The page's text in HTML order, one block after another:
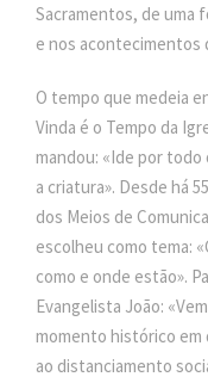
Sacramentos, de uma
e nos acontecimentos
O tempo que medeia
Vinda é o Tempo da
mandou: «Ide por todo
a criatura». Desde há
dos Meios de
escolheu como tema:
como e onde estão».
Evangelista João:
momento histórico em
ao distanciamento